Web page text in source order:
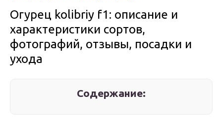
Огурец kolibriy f1: описание и
характеристики сортов,
фотографий, отзывы, посадки и
ухода
Содержание: